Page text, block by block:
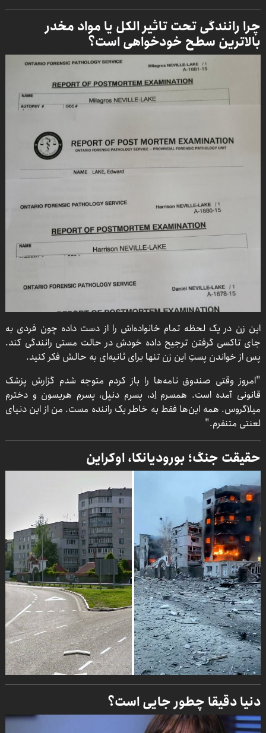
چرا رانندگی تحت تاثیر الکل یا مواد مخدر
بالاترین سطح خودخواهی است؟
این زن در یک لحظه تمام خانواده‌اش را از دست داده چون فردی به
جای تاکسی گرفتن ترجیح داده خودش در حالت مستی رانندگی کند.
پس از خواندن پستِ این زن تنها برای ثانیه‌ای به حالش فکر کنید.
"امروز وقتی صندوق نامه‌ها را باز کردم متوجه شدم گزارش پزشک
قانونی آمده است. همسرم اِد، پسرم دنیِل، پسرم هریسون و دخترم
میلاگروس. همه این‌ها فقط به خاطر یک راننده مست. من از این دنیای
لعنتی متنفرم."
حقیقت جنگ؛ بورودیانکا، اوکراین
دنیا دقیقا چطور جایی است؟